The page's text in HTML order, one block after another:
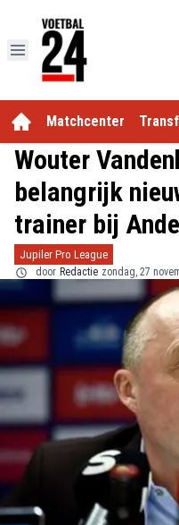
Matchcenter
Wouter
belangrijk
trainer bij
Jupiler Pro League
door Redactie zondag, 27